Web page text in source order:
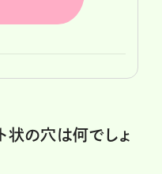
状の穴は何でしょ